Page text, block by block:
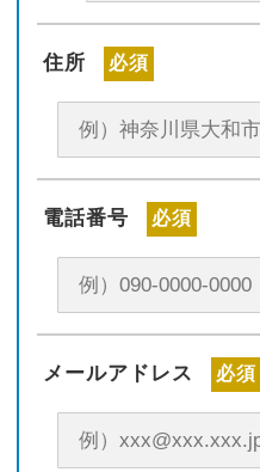
住所 必須
電話番号 必須
メールアドレス 必須